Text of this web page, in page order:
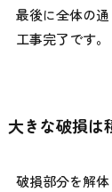
最後に全体の
工事完了です。
大きな破損は
破損部分を解体